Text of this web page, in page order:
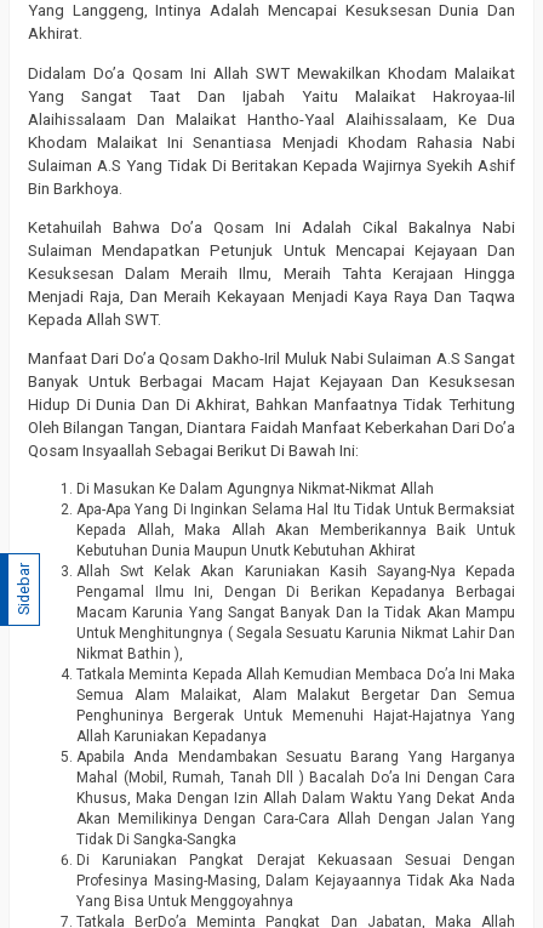
Yang Langgeng, Intinya Adalah Mencapai Kesuksesan Dunia Dan
Akhirat.
Didalam Do’a Qosam Ini Allah SWT Mewakilkan Khodam Malaikat
Yang Sangat Taat Dan Ijabah Yaitu Malaikat Hakroyaa-Iil
Alaihissalaam Dan Malaikat Hantho-Yaal Alaihissalaam, Ke Dua
Khodam Malaikat Ini Senantiasa Menjadi Khodam Rahasia Nabi
Sulaiman A.S Yang Tidak Di Beritakan Kepada Wajirnya Syekih Ashif
Bin Barkhoya.
Ketahuilah Bahwa Do’a Qosam Ini Adalah Cikal Bakalnya Nabi
Sulaiman Mendapatkan Petunjuk Untuk Mencapai Kejayaan Dan
Kesuksesan Dalam Meraih Ilmu, Meraih Tahta Kerajaan Hingga
Menjadi Raja, Dan Meraih Kekayaan Menjadi Kaya Raya Dan Taqwa
Kepada Allah SWT.
Manfaat Dari Do’a Qosam Dakho-Iril Muluk Nabi Sulaiman A.S Sangat
Banyak Untuk Berbagai Macam Hajat Kejayaan Dan Kesuksesan
Hidup Di Dunia Dan Di Akhirat, Bahkan Manfaatnya Tidak Terhitung
Oleh Bilangan Tangan, Diantara Faidah Manfaat Keberkahan Dari Do’a
Qosam Insyaallah Sebagai Berikut Di Bawah Ini:
Di Masukan Ke Dalam Agungnya Nikmat-Nikmat Allah
Apa-Apa Yang Di Inginkan Selama Hal Itu Tidak Untuk Bermaksiat
Kepada Allah, Maka Allah Akan Memberikannya Baik Untuk
Kebutuhan Dunia Maupun Unutk Kebutuhan Akhirat
Allah Swt Kelak Akan Karuniakan Kasih Sayang-Nya Kepada
Pengamal Ilmu Ini, Dengan Di Berikan Kepadanya Berbagai
Macam Karunia Yang Sangat Banyak Dan Ia Tidak Akan Mampu
Untuk Menghitungnya ( Segala Sesuatu Karunia Nikmat Lahir Dan
Nikmat Bathin ),
Tatkala Meminta Kepada Allah Kemudian Membaca Do’a Ini Maka
Semua Alam Malaikat, Alam Malakut Bergetar Dan Semua
Penghuninya Bergerak Untuk Memenuhi Hajat-Hajatnya Yang
Allah Karuniakan Kepadanya
Apabila Anda Mendambakan Sesuatu Barang Yang Harganya
Mahal (Mobil, Rumah, Tanah Dll ) Bacalah Do’a Ini Dengan Cara
Khusus, Maka Dengan Izin Allah Dalam Waktu Yang Dekat Anda
Akan Memilikinya Dengan Cara-Cara Allah Dengan Jalan Yang
Tidak Di Sangka-Sangka
Di Karuniakan Pangkat Derajat Kekuasaan Sesuai Dengan
Profesinya Masing-Masing, Dalam Kejayaannya Tidak Aka Nada
Yang Bisa Untuk Menggoyahnya
Tatkala BerDo’a Meminta Pangkat Dan Jabatan, Maka Allah
Sidebar